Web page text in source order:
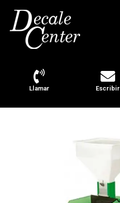
Llamar
Escribir